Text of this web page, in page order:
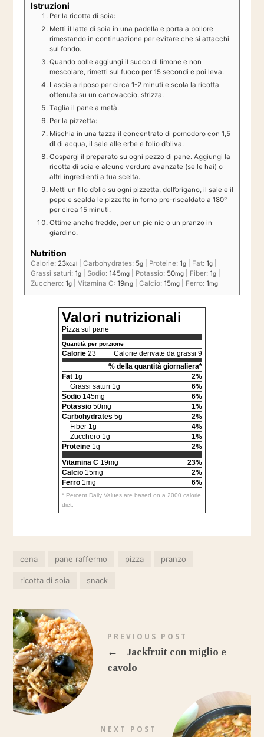
Istruzioni
Per la ricotta di soia:
Metti il latte di soia in una padella e porta a bollore
rimestando in continuazione per evitare che si attacchi
sul fondo.
Quando bolle aggiungi il succo di limone e non
mescolare, rimetti sul fuoco per 15 secondi e poi leva.
Lascia a riposo per circa 1-2 minuti e scola la ricotta
ottenuta su un canovaccio, strizza.
Taglia il pane a metà.
Per la pizzetta:
Mischia in una tazza il concentrato di pomodoro con 1,5
dl di acqua, il sale alle erbe e l’olio d’oliva.
Cospargi il preparato su ogni pezzo di pane. Aggiungi la
ricotta di soia e alcune verdure avanzate (se le hai) o
altri ingredienti a tua scelta.
Metti un filo d’olio su ogni pizzetta, dell’origano, il sale e il
pepe e scalda le pizzette in forno pre-riscaldato a 180°
per circa 15 minuti.
Ottime anche fredde, per un pic nic o un pranzo in
giardino.
Nutrition
Calorie: 23kcal| Carbohydrates: 5g| Proteine: 1g| Fat: 1g|
Grassi saturi: 1g| Sodio: 145mg| Potassio: 50mg| Fiber: 1g|
Zucchero: 1g| Vitamina C: 19mg| Calcio: 15mg| Ferro: 1mg
Valori nutrizionali
Pizza sul pane
Quantità per porzione
Calorie 23
Calorie derivate da grassi 9
% della quantità giornaliera*
Fat 1g
2%
Grassi saturi 1g
6%
Sodio 145mg
6%
Potassio 50mg
1%
Carbohydrates 5g
2%
Fiber 1g
4%
Zucchero 1g
1%
Proteine 1g
2%
Vitamina C 19mg
23%
Calcio 15mg
2%
Ferro 1mg 6%
* Percent Daily Values are based on a 2000 calorie
diet.
cena pane raffermo pizza pranzo
ricotta di soia snack
PREVIOUS POST
←
Jackfruit con miglio e
cavolo
NEXT POST